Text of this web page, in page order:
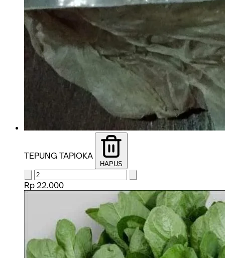
TEPUNG TAPIOKA
HAPUS
Rp 22.000